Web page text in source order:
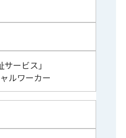
サービス」
ルワーカー